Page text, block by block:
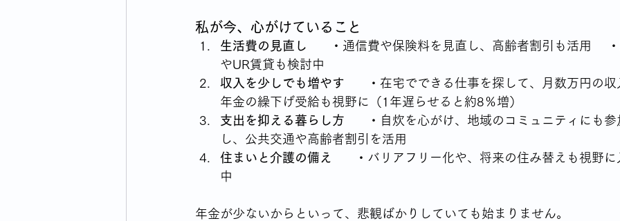
私が今、心がけていること
生活費の見直し
・通信費や保険料を見直し、高齢者割引も活用 　・
やUR賃貸も検討中
収入を少しでも増やす ・在宅でできる仕事を探して、月数万円の収
年金の繰下げ受給も視野に（1年遅らせると約8％増）
支出を抑える暮らし方 ・自炊を心がけ、地域のコミュニティにも参
し、公共交通や高齢者割引を活用
住まいと介護の備え
・バリアフリー化や、将来の住み替えも視野に
中
年金が少ないからといって、悲観ばかりしていても始まりません。